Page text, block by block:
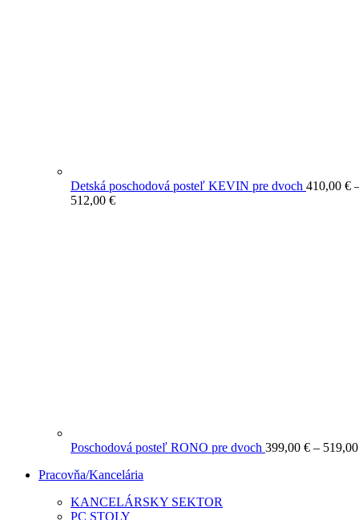
Detská poschodová posteľ KEVIN pre dvoch 410,00 €
512,00 €Price
Poschodová posteľ RONO pre dvoch 399,00 € –
Pracovňa/Kancelária
KANCELÁRSKY SEKTOR
PC STOLY